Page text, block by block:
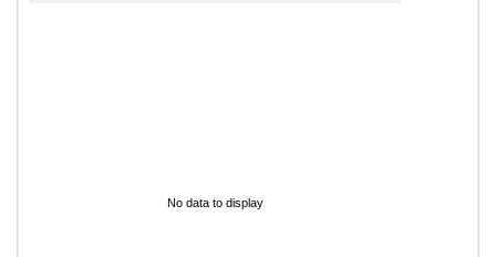
No data to display